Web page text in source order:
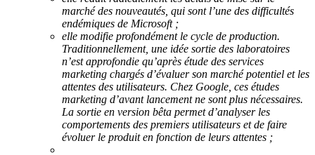
marché des nouveautés, qui sont l’une des difficultés
endémiques de Microsoft ;
elle modifie profondément le cycle de production.
Traditionnellement, une idée sortie des laboratoires
n’est approfondie qu’après étude des services
marketing chargés d’évaluer son marché potentiel et les
attentes des utilisateurs. Chez Google, ces études
marketing d’avant lancement ne sont plus nécessaires.
La sortie en version bêta permet d’analyser les
comportements des premiers utilisateurs et de faire
évoluer le produit en fonction de leurs attentes ;